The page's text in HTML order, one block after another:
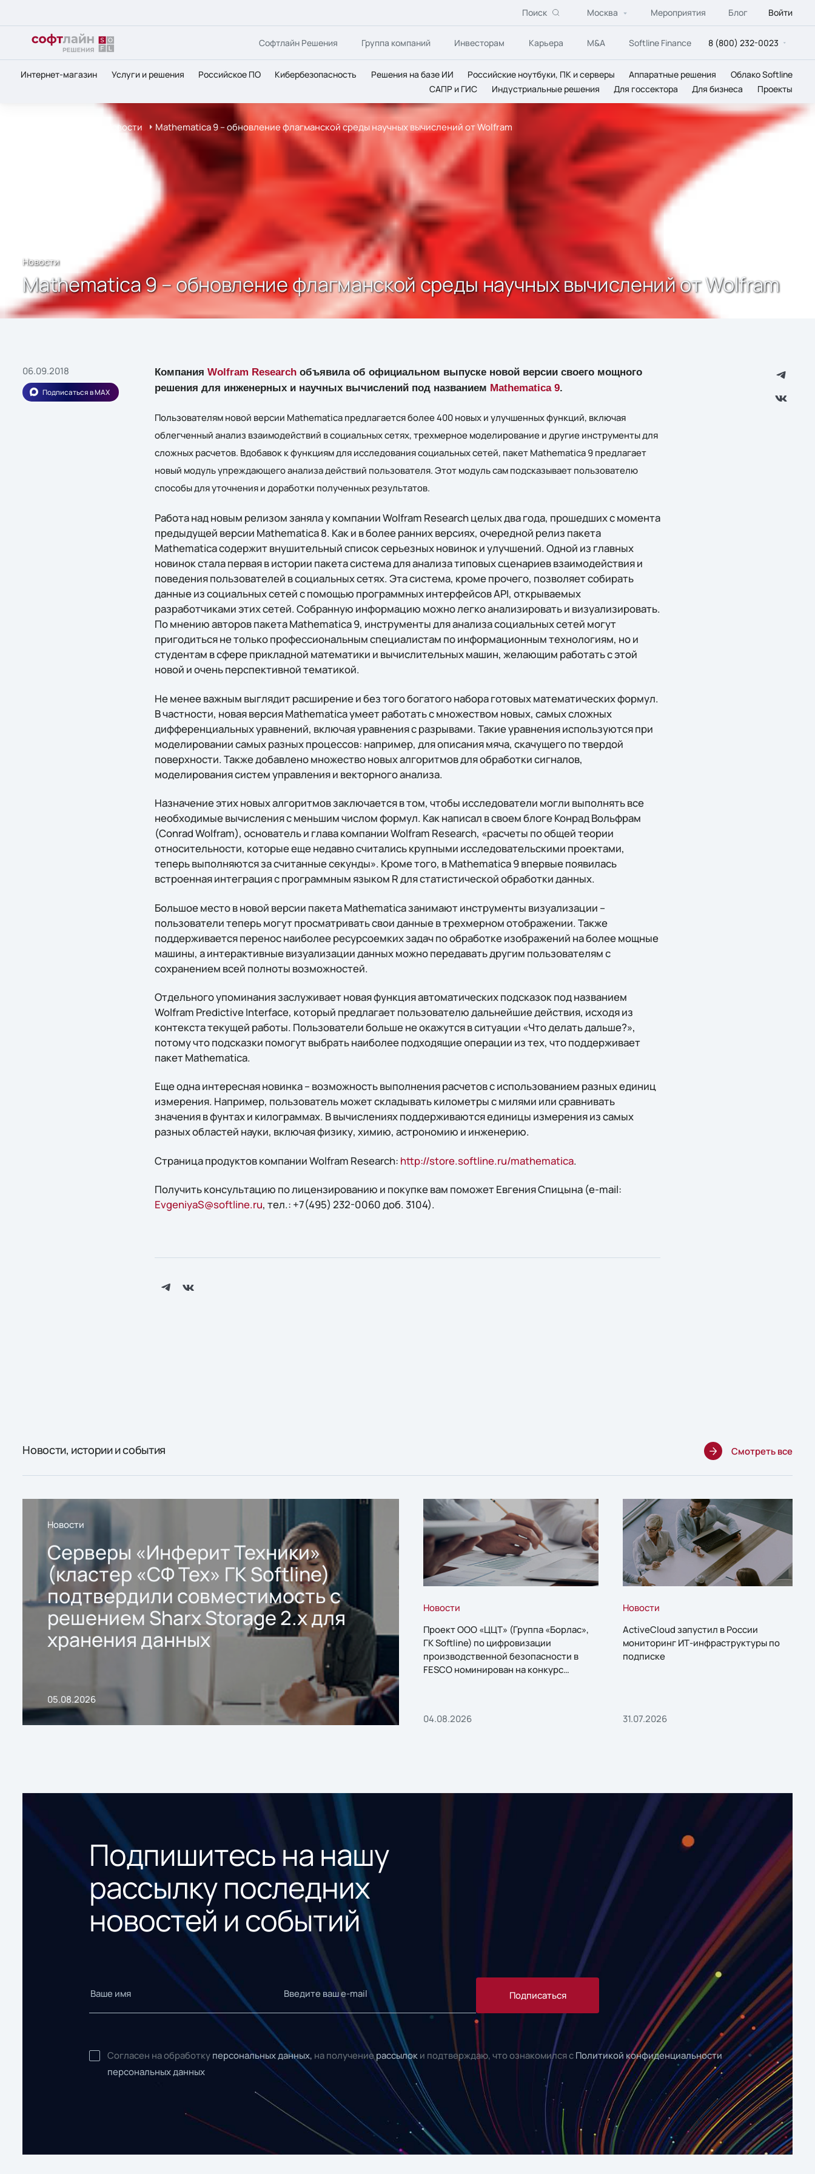
Поиск Москва Мероприятия Блог Войти
Софтлайн Решения Группа компаний Инвесторам Карьера M&A Softline Finance 8 (800) 232-0023
Интернет-магазин Услуги и решения Российское ПО Кибербезопасность Решения на базе ИИ Российские ноутбуки, ПК и серверы Аппаратные решения
Облако Softline
САПР и ГИС
Индустриальные решения Для госсектора Для бизнеса Проекты
Новости Mathematica 9 – обновление флагманской среды научных вычислений от Wolfram
Новости
Mathematica 9 – обновление флагманской среды научных вычислений от Wolfram
06.09.2018
Подписаться в MAX
Компания Wolfram Researchобъявила об официальном выпуске новой версии своего мощного
решения для инженерных и научных вычислений под названием Mathematica 9.
Пользователям новой версии Mathematica предлагается более 400 новых и улучшенных функций, включая
облегченный анализ взаимодействий в социальных сетях, трехмерное моделирование и другие инструменты для
сложных расчетов. Вдобавок к функциям для исследования социальных сетей, пакет Mathematica 9 предлагает
новый модуль упреждающего анализа действий пользователя. Этот модуль сам подсказывает пользователю
способы для уточнения и доработки полученных результатов.
Работа над новым релизом заняла у компании Wolfram Research целых два года, прошедших с момента
предыдущей версии Mathematica 8. Как и в более ранних версиях, очередной релиз пакета
Mathematica содержит внушительный список серьезных новинок и улучшений. Одной из главных
новинок стала первая в истории пакета система для анализа типовых сценариев взаимодействия и
поведения пользователей в социальных сетях. Эта система, кроме прочего, позволяет собирать
данные из социальных сетей с помощью программных интерфейсов API, открываемых
разработчиками этих сетей. Собранную информацию можно легко анализировать и визуализировать.
По мнению авторов пакета Mathematica 9, инструменты для анализа социальных сетей могут
пригодиться не только профессиональным специалистам по информационным технологиям, но и
студентам в сфере прикладной математики и вычислительных машин, желающим работать с этой
новой и очень перспективной тематикой.
Не менее важным выглядит расширение и без того богатого набора готовых математических формул.
В частности, новая версия Mathematica умеет работать с множеством новых, самых сложных
дифференциальных уравнений, включая уравнения с разрывами. Такие уравнения используются при
моделировании самых разных процессов: например, для описания мяча, скачущего по твердой
поверхности. Также добавлено множество новых алгоритмов для обработки сигналов,
моделирования систем управления и векторного анализа.
Назначение этих новых алгоритмов заключается в том, чтобы исследователи могли выполнять все
необходимые вычисления с меньшим числом формул. Как написал в своем блоге Конрад Вольфрам
(Conrad Wolfram), основатель и глава компании Wolfram Research, «расчеты по общей теории
относительности, которые еще недавно считались крупными исследовательскими проектами,
теперь выполняются за считанные секунды». Кроме того, в Mathematica 9 впервые появилась
встроенная интеграция с программным языком R для статистической обработки данных.
Большое место в новой версии пакета Mathematica занимают инструменты визуализации –
пользователи теперь могут просматривать свои данные в трехмерном отображении. Также
поддерживается перенос наиболее ресурсоемких задач по обработке изображений на более мощные
машины, а интерактивные визуализации данных можно передавать другим пользователям с
сохранением всей полноты возможностей.
Отдельного упоминания заслуживает новая функция автоматических подсказок под названием
Wolfram Predictive Interface, который предлагает пользователю дальнейшие действия, исходя из
контекста текущей работы. Пользователи больше не окажутся в ситуации «Что делать дальше?»,
потому что подсказки помогут выбрать наиболее подходящие операции из тех, что поддерживает
пакет Mathematica.
Еще одна интересная новинка – возможность выполнения расчетов с использованием разных единиц
измерения. Например, пользователь может складывать километры с милями или сравнивать
значения в фунтах и килограммах. В вычислениях поддерживаются единицы измерения из самых
разных областей науки, включая физику, химию, астрономию и инженерию.
Страница продуктов компании Wolfram Research: http://store.softline.ru/mathematica.
Получить консультацию по лицензированию и покупке вам поможет Евгения Спицына (e-mail:
EvgeniyaS@softline.ru, тел.: +7(495) 232-0060 доб. 3104).
Новости, истории и события Смотреть все
Новости
Серверы «Инферит Техники»
(кластер «СФ Тех» ГК Softline)
подтвердили совместимость с
решением Sharx Storage 2.x для
хранения данных
05.08.2026
Новости
Проект ООО «ЦЦТ» (Группа «Борлас»,
ГК Softline) по цифровизации
производственной безопасности в
FESCO номинирован на конкурс
04.08.2026
Новости
ActiveCloud запустил в России
мониторинг ИТ-инфраструктуры по
подписке
31.07.2026
Подпишитесь на нашу
рассылку последних
новостей и событий
Подписаться
Согласен на обработку персональных данных, на получениерассылок и подтверждаю, что ознакомился с Политикой конфиденциальности
персональных данных